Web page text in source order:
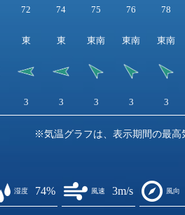
72 74 75 76 78
東 東 東南 東南 東南
3 3 3 3 3
※気温グラフは、表示期間の最高
湿度 74% 風速 3m/s 風向